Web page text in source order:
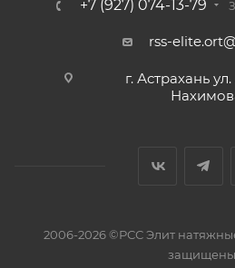
+7 (927) 074-13-79
rss-
г. Астрахань
2006-2026 ©РСС Элит
защищены.